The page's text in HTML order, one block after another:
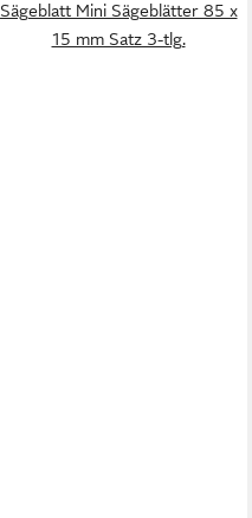
Sägeblatt Mini Sägeblätter 85 x
15 mm Satz 3-tlg.